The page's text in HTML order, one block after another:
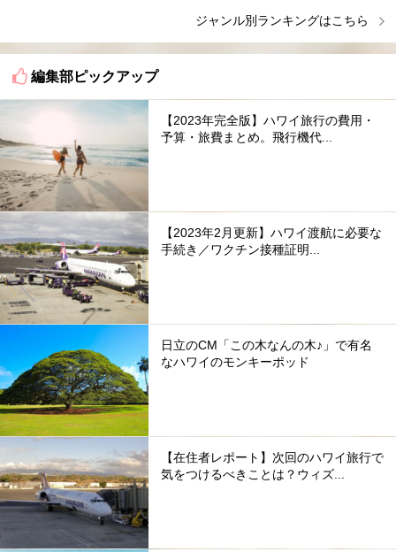
ジャンル別ランキングはこちら
編集部ピックアップ
【2023年完全版】ハワイ旅行の費用・
予算・旅費まとめ。飛行機代...
【2023年2月更新】ハワイ渡航に必要な
手続き／ワクチン接種証明...
日立のCM「この木なんの木♪」で有名
なハワイのモンキーポッド
【在住者レポート】次回のハワイ旅行で
気をつけるべきことは？ウィズ...